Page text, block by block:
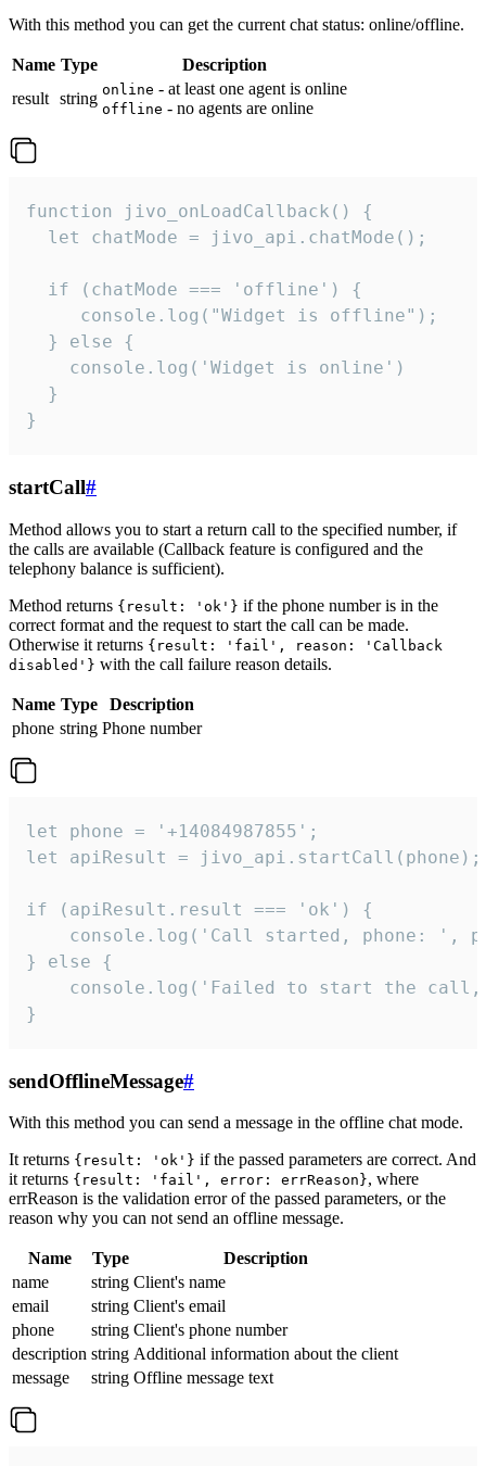
With this method you can get the current chat status: online/offline.
Name Type
Description
result string online - at least one agent is online
offline - no agents are online
function jivo_onLoadCallback() {
  let chatMode = jivo_api.chatMode();
  if (chatMode === 'offline') {
     console.log("Widget is offline");
  } else {
    console.log('Widget is online')
  }
}
startCall#
Method allows you to start a return call to the specified number, if
the calls are available (Callback feature is configured and the
telephony balance is sufficient).
Method returns {result: 'ok'} if the phone number is in the
correct format and the request to start the call can be made.
Otherwise it returns {result: 'fail', reason: 'Callback
disabled'} with the call failure reason details.
Name Type
Description
phone string Phone number
let phone = '+14084987855';
let apiResult = jivo_api.startCall(phone);
if (apiResult.result === 'ok') {
console.log('Call started, phone: ',
} else {
console.log('Failed to start the
}
sendOfflineMessage#
With this method you can send a message in the offline chat mode.
It returns {result: 'ok'} if the passed parameters are correct. And
it returns {result: 'fail', error: errReason}, where
errReason is the validation error of the passed parameters, or the
reason why you can not send an offline message.
Name Type
Description
name
string Client's name
email
string Client's email
phone
string Client's phone number
description string Additional information about the client
message
string Offline message text